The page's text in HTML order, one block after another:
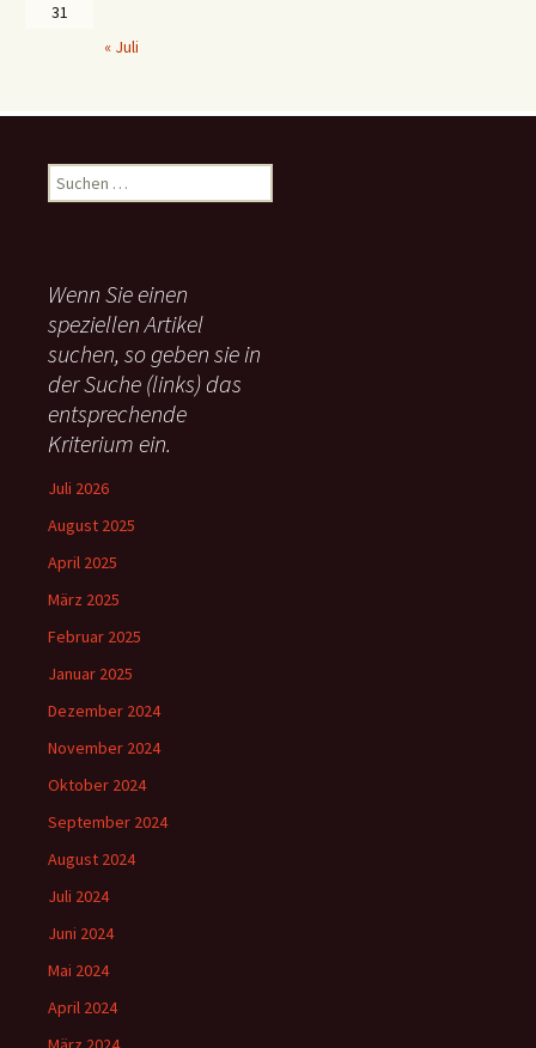
31
« Juli
u
n
n
a
c
:
Wenn Sie einen
speziellen Artikel
suchen, so geben sie in
der Suche (links) das
entsprechende
Kriterium ein.
Juli 2026
August 2025
April 2025
März 2025
Februar 2025
Januar 2025
Dezember 2024
November 2024
Oktober 2024
September 2024
August 2024
Juli 2024
Juni 2024
Mai 2024
April 2024